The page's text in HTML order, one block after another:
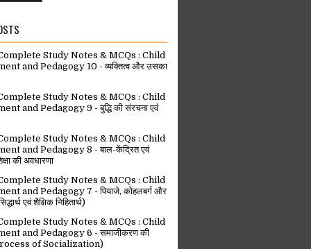
Study Notes & MCQs : Child
and Pedagogy 10 - व्यक्तित्व और उसका
Study Notes & MCQs : Child
and Pedagogy 9 - बुद्धि की संरचना एवं
Study Notes & MCQs : Child
and Pedagogy 8 - बाल-केंद्रित एवं
की अवधारणा
Study Notes & MCQs : Child
and Pedagogy 7 - पियाजे, कोहलबर्ग और
एवं शैक्षिक निहितार्थ)
Study Notes & MCQs : Child
and Pedagogy 6 - समाजीकरण की
of Socialization)